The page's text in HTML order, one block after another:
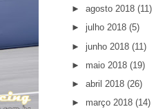
► agosto 2018 (11)
► julho 2018 (5)
► junho 2018 (11)
► maio 2018 (19)
► abril 2018 (26)
► março 2018 (14)